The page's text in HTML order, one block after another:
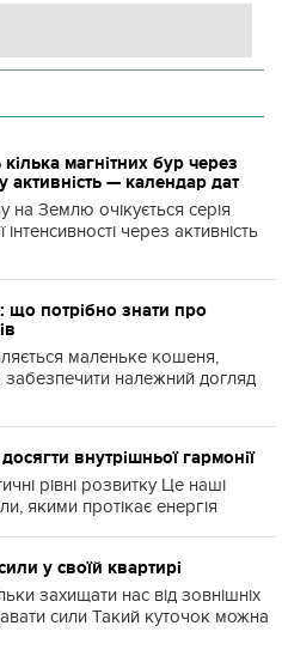
магнітних бур через
активність — календар дат
Землю очікується серія
інтенсивності через активність
потрібно знати про
маленьке кошеня,
забезпечити належний догляд
внутрішньої гармонії
рівні розвитку Це наші
якими протікає енергія
у своїй квартирі
захищати нас від зовнішніх
сили Такий куточок можна